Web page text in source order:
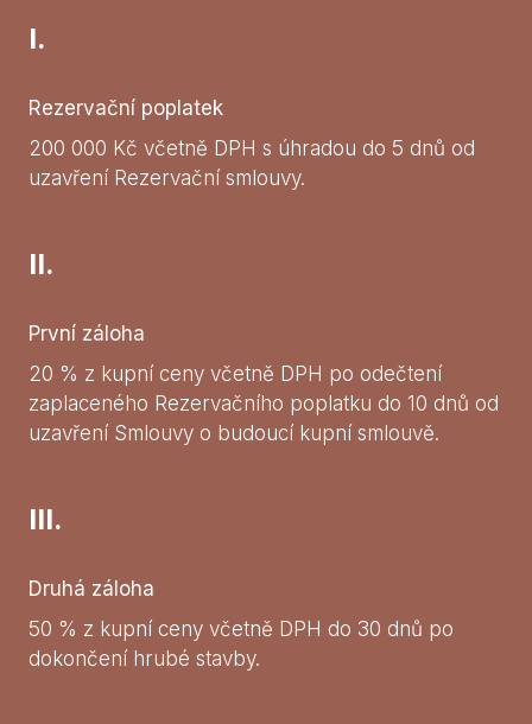
I.
Rezervační poplatek
200 000 Kč včetně DPH s úhradou do 5 dnů od
uzavření Rezervační smlouvy.
II.
První záloha
20 % z kupní ceny včetně DPH po odečtení
zaplaceného Rezervačního poplatku do 10 dnů od
uzavření Smlouvy o budoucí kupní smlouvě.
III.
Druhá záloha
50 % z kupní ceny včetně DPH do 30 dnů po
dokončení hrubé stavby.